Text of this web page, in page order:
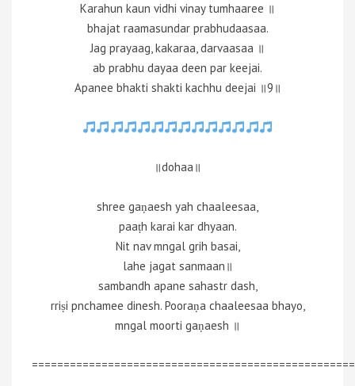
Karahun kaun vidhi vinay tumhaaree ॥
bhajat raamasundar prabhudaasaa.
Jag prayaag, kakaraa, darvaasaa ॥
ab prabhu dayaa deen par keejai.
Apanee bhakti shakti kachhu deejai ॥9॥
॥dohaa॥
shree gaṇaesh yah chaaleesaa,
paaṭh karai kar dhyaan.
Nit nav mngal grih basai,
lahe jagat sanmaan॥
sambandh apane sahastr dash,
rriṣi pnchamee dinesh. Pooraṇa chaaleesaa bhayo,
mngal moorti gaṇaesh ॥